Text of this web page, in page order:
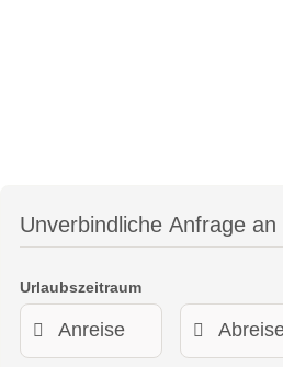
Unverbindliche Anfrage an
Urlaubszeitraum